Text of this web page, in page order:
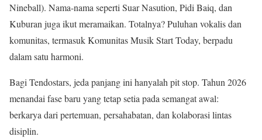
Nineball). Nama-nama seperti Suar Nasution, Pidi Baiq, dan
Kuburan juga ikut meramaikan. Totalnya? Puluhan vokalis dan
komunitas, termasuk Komunitas Musik Start Today, berpadu
dalam satu harmoni.
Bagi Tendostars, jeda panjang ini hanyalah pit stop. Tahun 2026
menandai fase baru yang tetap setia pada semangat awal:
berkarya dari pertemuan, persahabatan, dan kolaborasi lintas
disiplin.